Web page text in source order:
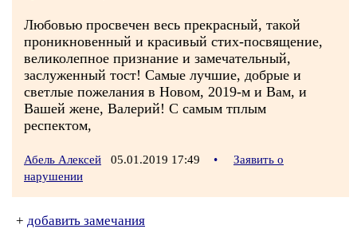
Любовью просвечен весь прекрасный, такой
проникновенный и красивый стих-посвящение,
великолепное признание и замечательный,
заслуженный тост! Самые лучшие, добрые и
светлые пожелания в Новом, 2019-м и Вам, и
Вашей жене, Валерий! С самым тплым
респектом,
Абель Алексей 05.01.2019 17:49 •
Заявить о
нарушении
+ добавить замечания